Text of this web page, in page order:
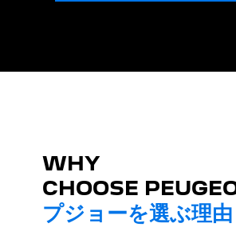
WHY
CHOOSE
プジョーを選ぶ理由